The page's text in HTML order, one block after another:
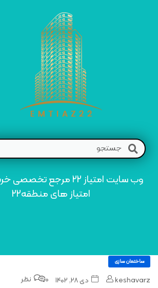
وب سایت امتیاز 22 مرجع
امتیاز های منطقه22
ساختمان سازی
keshavarz دی ۲۸, ۱۴۰۲ 0 نظر